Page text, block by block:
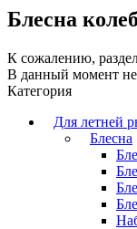
Блесна
К сожалению,
В данный момент
Категория
Для летней
Блесна